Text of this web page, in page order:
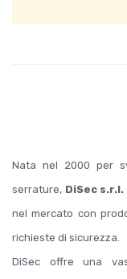
Nata nel 2000 per
serrature, DiSec s.r.l.
nel mercato con
richieste di sicurezza.
DiSec offre una